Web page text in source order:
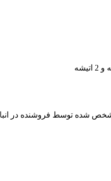
شده توسط فروشنده در